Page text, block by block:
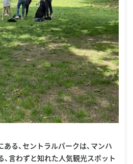
る、セントラルパークは、マンハ
言わずと知れた人気観光スポット